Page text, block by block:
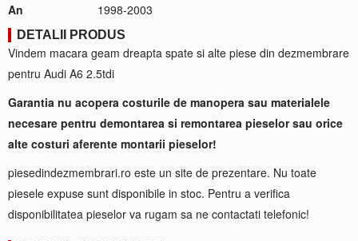
An
1998-2003
DETALII PRODUS
Vindem macara geam dreapta spate si alte piese din dezmembrare
pentru Audi A6 2.5tdi
Garantia nu acopera costurile de manopera sau materialele
necesare pentru demontarea si remontarea pieselor sau orice
alte costuri aferente montarii pieselor!
piesedindezmembrari.ro este un site de prezentare. Nu toate
piesele expuse sunt disponibile in stoc. Pentru a verifica
disponibilitatea pieselor va rugam sa ne contactati telefonic!